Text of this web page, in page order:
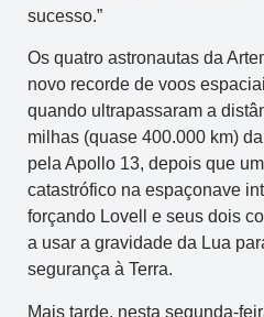
sucesso.”
Os quatro astronautas da
novo recorde de voos
quando ultrapassaram a
milhas (quase 400.000 km)
pela Apollo 13, depois que
catastrófico na espaçonave
forçando Lovell e seus dois
a usar a gravidade da Lua
segurança à Terra.
Mais tarde, nesta segunda-